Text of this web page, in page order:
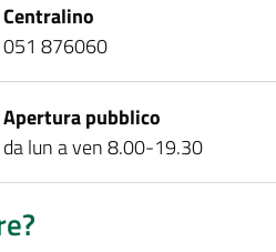
Centralino
051 876060
Apertura pubblico
da lun a ven 8.00-19.30